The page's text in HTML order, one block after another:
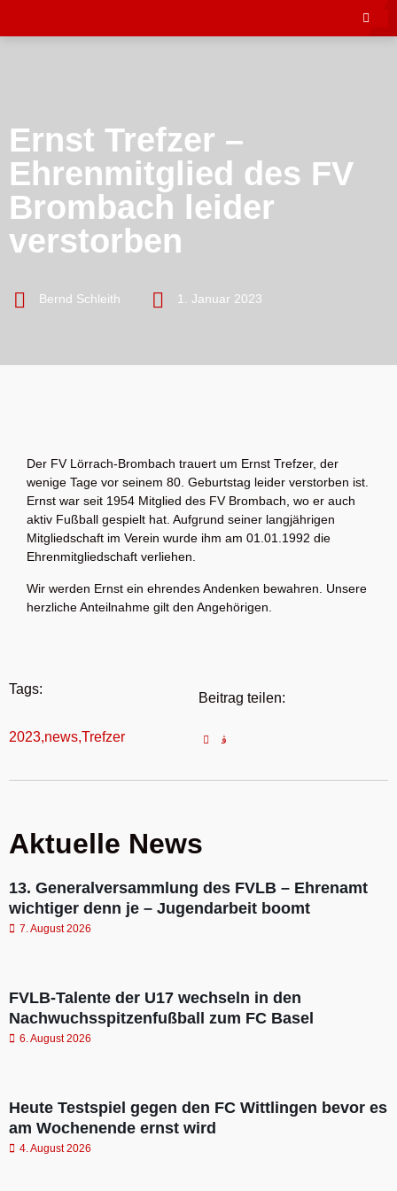
Ernst Trefzer –
Ehrenmitglied des FV
Brombach leider
verstorben
Bernd Schleith 1. Januar 2023
Der FV Lörrach-Brombach trauert um Ernst Trefzer, der
wenige Tage vor seinem 80. Geburtstag leider verstorben ist.
Ernst war seit 1954 Mitglied des FV Brombach, wo er auch
aktiv Fußball gespielt hat. Aufgrund seiner langjährigen
Mitgliedschaft im Verein wurde ihm am 01.01.1992 die
Ehrenmitgliedschaft verliehen.
Wir werden Ernst ein ehrendes Andenken bewahren. Unsere
herzliche Anteilnahme gilt den Angehörigen.
Tags:
2023,news,Trefzer
Beitrag teilen:
Aktuelle News
13. Generalversammlung des FVLB – Ehrenamt
wichtiger denn je – Jugendarbeit boomt
7. August 2026
FVLB-Talente der U17 wechseln in den
Nachwuchsspitzenfußball zum FC Basel
6. August 2026
Heute Testspiel gegen den FC Wittlingen bevor es
am Wochenende ernst wird
4. August 2026